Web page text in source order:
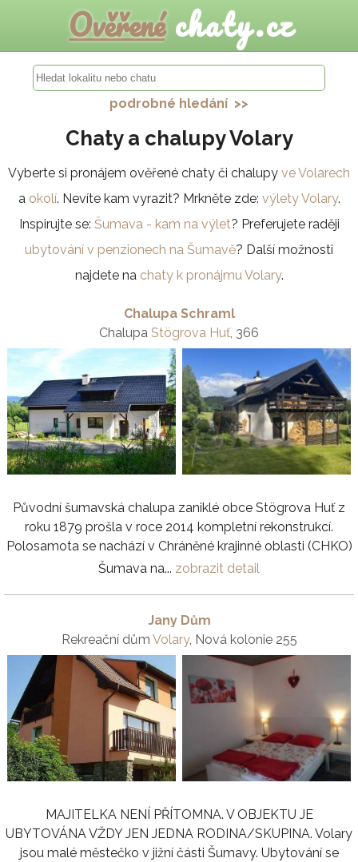
Ověřenéchaty.cz
podrobné hledání >>
Chaty a chalupy Volary
Vyberte si pronájem ověřené chaty či chalupy ve Volarech
a okolí. Nevíte kam vyrazit? Mrkněte zde: výlety Volary.
Inspirujte se: Šumava - kam na výlet? Preferujete raději
ubytování v penzionech na Šumavě? Další možnosti
najdete na chaty k pronájmu Volary.
Chalupa Schraml
Chalupa Stögrova Huť, 366
Původní šumavská chalupa zaniklé obce Stögrova Huť z
roku 1879 prošla v roce 2014 kompletní rekonstrukcí.
Polosamota se nachází v Chráněné krajinné oblasti (CHKO)
Šumava na... zobrazit detail
Jany Dům
Rekreační dům Volary, Nová kolonie 255
MAJITELKA NENÍ PŘÍTOMNA. V OBJEKTU JE
UBYTOVÁNA VŽDY JEN JEDNA RODINA/SKUPINA. Volary
jsou malé městečko v jižní části Šumavy. Ubytování se